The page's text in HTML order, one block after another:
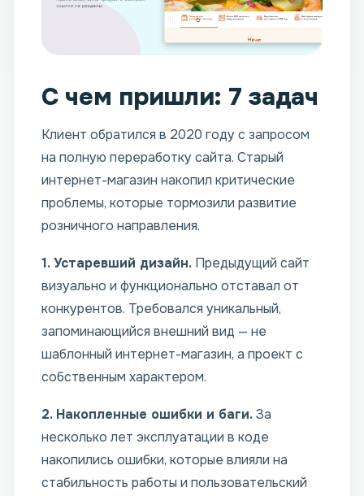
С чем пришли: 7 задач
Клиент обратился в 2020 году с запросом
на полную переработку сайта. Старый
интернет-магазин накопил критические
проблемы, которые тормозили развитие
розничного направления.
1. Устаревший дизайн. Предыдущий сайт
визуально и функционально отставал от
конкурентов. Требовался уникальный,
запоминающийся внешний вид — не
шаблонный интернет-магазин, а проект с
собственным характером.
2. Накопленные ошибки и баги.За
несколько лет эксплуатации в коде
накопились ошибки, которые влияли на
стабильность работы и пользовательский